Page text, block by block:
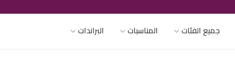
جميع الفئات المناسبات البراندات